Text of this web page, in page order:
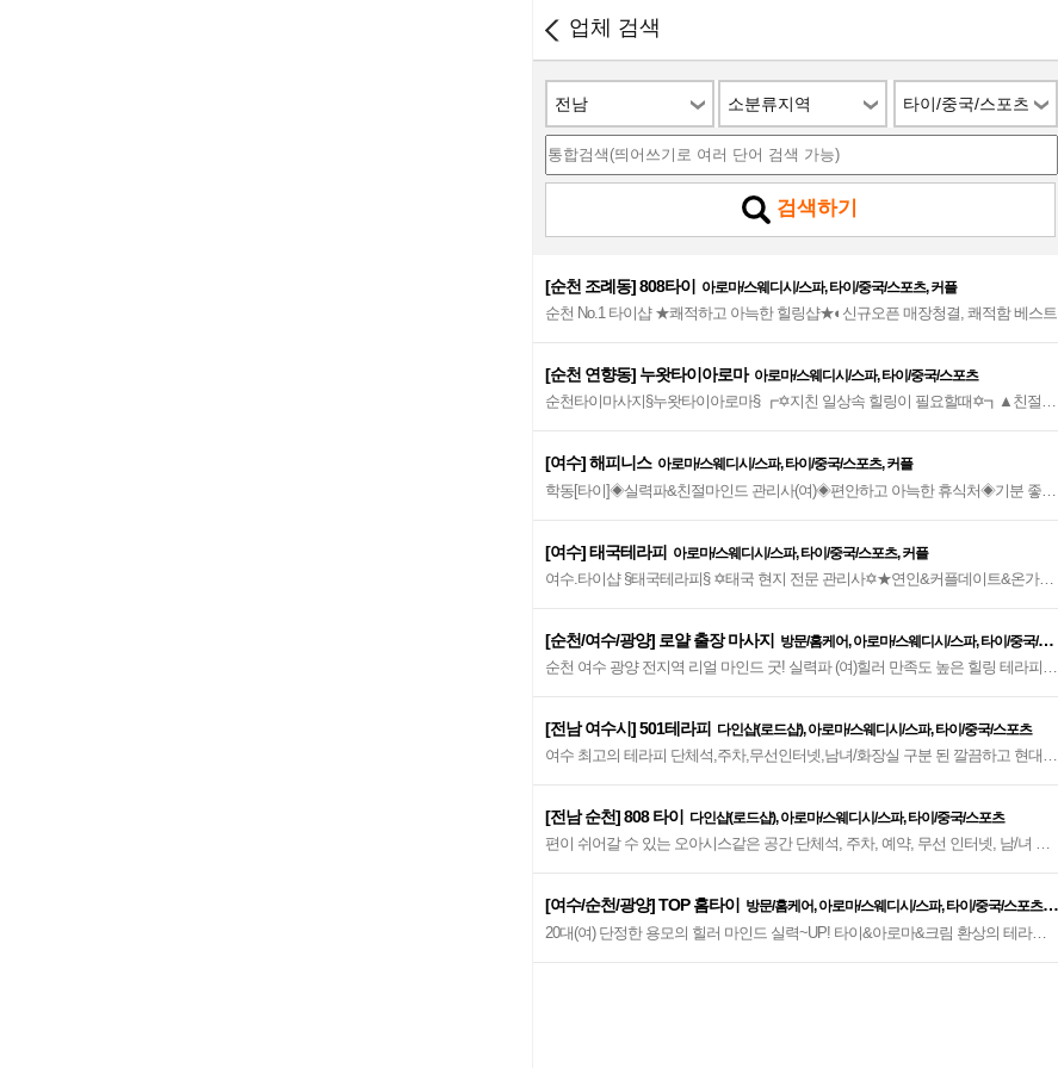
업체 검색
전남 소분류지역 타이/중국/스포츠
검색하기
[순천 조례동] 808타이
아로마/스웨디시/스파, 타이/중국/스포츠, 커플
순천 No.1 타이샵 ★쾌적하고 아늑한 힐링샵★◐신규오픈 매장청결, 쾌적함 베스트
[순천 연향동] 누왓타이아로마 아로마/스웨디시/스파, 타이/중국/스포츠
순천타이마사지§누왓타이아로마§ ┏✡지친 일상속 힐링이 필요할때✡┓▲친절한
[여수] 해피니스 아로마/스웨디시/스파, 타이/중국/스포츠, 커플
학동[타이]◈실력파&친절마인드 관리사(여)◈편안하고 아늑한 휴식처◈기분 좋은
[여수] 태국테라피 아로마/스웨디시/스파, 타이/중국/스포츠, 커플
여수.타이샵 §태국테라피§ ✡태국 현지 전문 관리사✡★연인&커플데이트&온가족
[순천/여수/광양] 로얄 출장 마사지
방문/홈케어, 아로마/스웨디시/스파, 타이/중국/스
포츠, 24시 업소
순천 여수 광양 전지역 리얼 마인드 굿! 실력파 (여)힐러 만족도 높은 힐링 테라피
[전남 여수시] 501테라피 다인샵(로드샵), 아로마/스웨디시/스파, 타이/중국/스포츠
여수 최고의 테라피 단체석,주차,무선인터넷,남녀/화장실 구분 된 깔끔하고 현대적
[전남 순천] 808 타이
다인샵(로드샵), 아로마/스웨디시/스파, 타이/중국/스포츠
편이 쉬어갈 수 있는 오아시스같은 공간 단체석, 주차, 예약, 무선 인터넷, 남/녀 화
[여수/순천/광양] TOP 홈타이
방문/홈케어, 아로마/스웨디시/스파, 타이/중국/스포츠,
24시 업소
20대(여) 단정한 용모의 힐러 마인드 실력~UP! 타이&아로마&크림 환상의 테라피